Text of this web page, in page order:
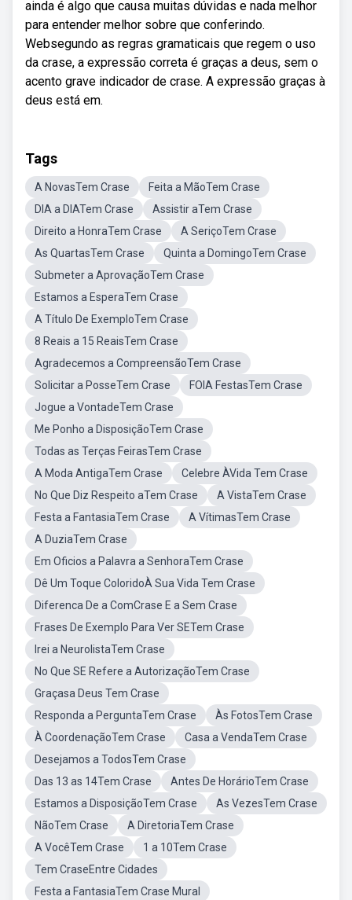
ainda é algo que causa muitas dúvidas e nada melhor
para entender melhor sobre que conferindo.
Websegundo as regras gramaticais que regem o uso
da crase, a expressão correta é graças a deus, sem o
acento grave indicador de crase. A expressão graças à
deus está em.
Tags
A NovasTem Crase
Feita a MãoTem Crase
DIA a DIATem Crase
Assistir aTem Crase
Direito a HonraTem Crase
A SeriçoTem Crase
As QuartasTem Crase
Quinta a DomingoTem Crase
Submeter a AprovaçãoTem Crase
Estamos a EsperaTem Crase
A Título De ExemploTem Crase
8 Reais a 15 ReaisTem Crase
Agradecemos a CompreensãoTem Crase
Solicitar a PosseTem Crase
FOIA FestasTem Crase
Jogue a VontadeTem Crase
Me Ponho a DisposiçãoTem Crase
Todas as Terças FeirasTem Crase
A Moda AntigaTem Crase
Celebre ÀVida Tem Crase
No Que Diz Respeito aTem Crase
A VistaTem Crase
Festa a FantasiaTem Crase
A VítimasTem Crase
A DuziaTem Crase
Em Oficios a Palavra a SenhoraTem Crase
Dê Um Toque ColoridoÀ Sua Vida Tem Crase
Diferenca De a ComCrase E a Sem Crase
Frases De Exemplo Para Ver SETem Crase
Irei a NeurolistaTem Crase
No Que SE Refere a AutorizaçãoTem Crase
Graçasa Deus Tem Crase
Responda a PerguntaTem Crase
Às FotosTem Crase
À CoordenaçãoTem Crase
Casa a VendaTem Crase
Desejamos a TodosTem Crase
Das 13 as 14Tem Crase
Antes De HorárioTem Crase
Estamos a DisposiçãoTem Crase
As VezesTem Crase
NãoTem Crase
A DiretoriaTem Crase
A VocêTem Crase
1 a 10Tem Crase
Tem CraseEntre Cidades
Festa a FantasiaTem Crase Mural